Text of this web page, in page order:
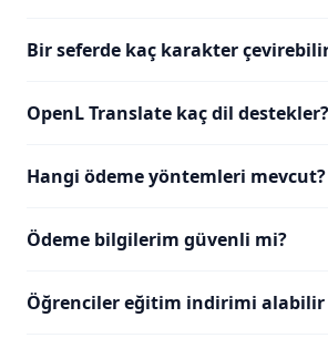
Bir seferde kaç karakter
OpenL Translate kaç dil destekler?
Hangi ödeme yöntemleri mevcut?
Ödeme bilgilerim güvenli mi?
Öğrenciler eğitim indirimi alabilir